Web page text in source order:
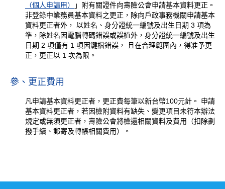
（個人申請用）
」附有關證件向壽險公會申請基本資料更正。
非登錄中業務員基本資料之更正，除向戶政事務機關申請基本
資料更正者外， 以姓名、身分證統一編號及出生日期 3 項為
準，除姓名因電腦轉碼錯誤或誤植外，身分證統一編號及出生
日期 2 項僅有 1 項因鍵檔錯誤， 且在合理範圍內，得准予更
正，更正以 1 次為限。
參、更正費用
凡申請基本資料更正者，更正費每筆以新台幣100元計。 申請
基本資料更正者，若因檢附資料有缺失、變更項目未符本辦法
規定或無須更正者，壽險公會將檢還相關資料及費用（扣除劃
撥手續、郵寄及轉帳相關費用）。